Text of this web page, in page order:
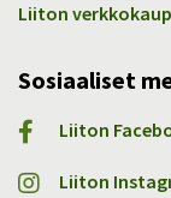
Liiton
Sosiaaliset
Liiton
Liiton